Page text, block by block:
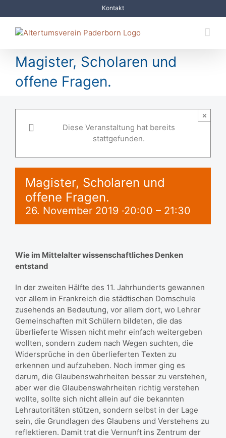
Inhalt
springen
Kontakt
Magister, Scholaren und
offene Fragen.
Diese Veranstaltung hat bereits
stattgefunden.
×
Magister, Scholaren und
offene Fragen.
26. November 2019 ·20:00 – 21:30
Wie im Mittelalter wissenschaftliches Denken
entstand
In der zweiten Hälfte des 11. Jahrhunderts gewannen
vor allem in Frankreich die städtischen Domschule
zusehends an Bedeutung, vor allem dort, wo Lehrer
Gemeinschaften mit Schülern bildeten, die das
überlieferte Wissen nicht mehr einfach weitergeben
wollten, sondern zudem nach Wegen suchten, die
Widersprüche in den überlieferten Texten zu
erkennen und aufzuheben. Noch immer ging es
darum, die Glaubenswahrheiten besser zu verstehen,
aber wer die Glaubenswahrheiten richtig verstehen
wollte, sollte sich nicht allein auf die bekannten
Lehrautoritäten stützen, sondern selbst in der Lage
sein, die Grundlagen des Glaubens und Verstehens zu
reflektieren. Damit trat die Vernunft ins Zentrum der